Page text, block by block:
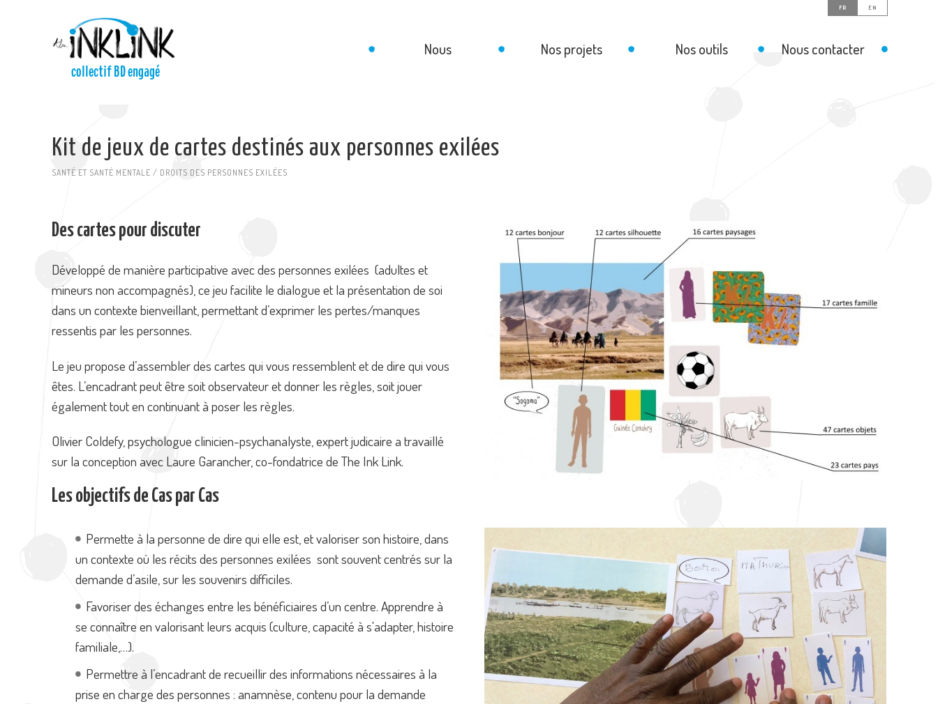
FR EN
collectif BD engagé
Nous Nos projets Nos outils Nous contacter
Kit de jeux de cartes destinés aux personnes exilées
SANTÉ ET SANTÉ MENTALE / DROITS DES PERSONNES EXILÉES
Des cartes pour discuter
Développé de manière participative avec des personnes exilées (adultes et
mineurs non accompagnés), ce jeu facilite le dialogue et la présentation de soi
dans un contexte bienveillant, permettant d’exprimer les pertes/manques
ressentis par les personnes.
Le jeu propose d’assembler des cartes qui vous ressemblent et de dire qui vous
êtes. L’encadrant peut être soit observateur et donner les règles, soit jouer
également tout en continuant à poser les règles.
Olivier Coldefy, psychologue clinicien-psychanalyste, expert judicaire a travaillé
sur la conception avec Laure Garancher, co-fondatrice de The Ink Link.
Les objectifs de Cas par Cas
Permette à la personne de dire qui elle est, et valoriser son histoire, dans
un contexte où les récits des personnes exilées sont souvent centrés sur la
demande d’asile, sur les souvenirs difficiles.
Favoriser des échanges entre les bénéficiaires d’un centre. Apprendre à
se connaître en valorisant leurs acquis (culture, capacité à s'adapter, histoire
familiale,…).
Permettre à l’encadrant de recueillir des informations nécessaires à la
prise en charge des personnes : anamnèse, contenu pour la demande